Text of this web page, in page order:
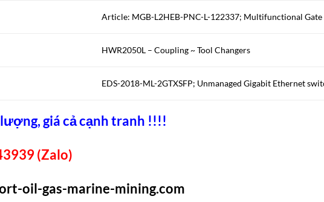
Article: MGB-L2HEB-PNC-L-122337; Multifunctional Gate
HWR2050L – Coupling ~ Tool Changers
EDS-2018-ML-2GTXSFP; Unmanaged Gigabit Ethernet
giá cả cạnh tranh !!!!
(Zalo)
oil-gas-marine-mining.com